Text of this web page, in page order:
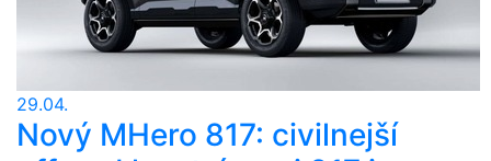
29.04.
Nový MHero 817: civilnejší